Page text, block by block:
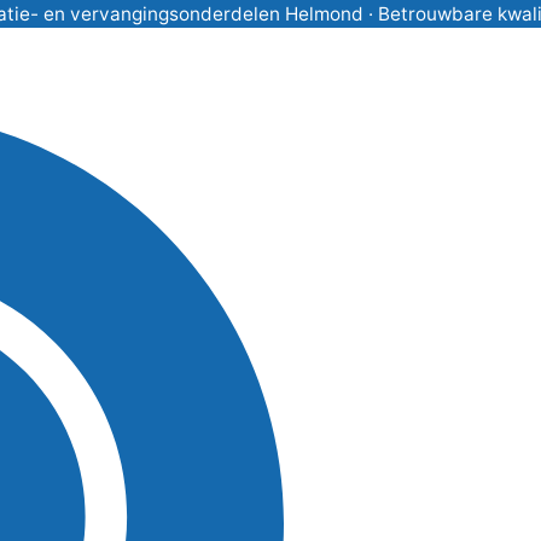
en vervangingsonderdelen Helmond · Betrouwbare